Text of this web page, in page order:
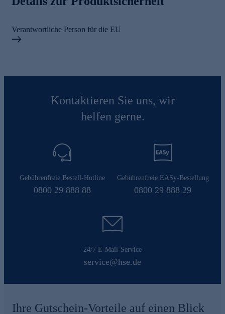
Verantwortliche Person für die EU
Kontaktieren Sie uns, wir
helfen gerne.
Gebührenfreie Bestell-Hotline
0800 29 888 88
Gebührenfreie EASy-Bestellung
0800 29 888 29
24/7 E-Mail-Service
service@hse.de
Ihre Gutschein-Vorteile auf einen Blick